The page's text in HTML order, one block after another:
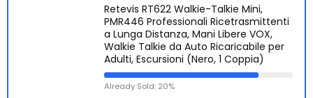
Retevis RT622 Walkie-Talkie Mini,
PMR446 Professionali Ricetrasmittenti
a Lunga Distanza, Mani Libere VOX,
Walkie Talkie da Auto Ricaricabile per
Adulti, Escursioni (Nero, 1 Coppia)
Already Sold: 20%